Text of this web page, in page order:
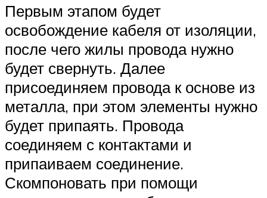
Первым этапом будет
освобождение кабеля от изоляции,
после чего жилы провода нужно
будет свернуть. Далее
присоединяем провода к основе из
металла, при этом элементы нужно
будет припаять. Провода
соединяем с контактами и
припаиваем соединение.
Скомпоновать при помощи